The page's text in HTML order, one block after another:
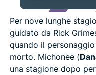
Per nove lunghe
guidato da Rick
quando il
morto. Michonee (
una stagione dopo